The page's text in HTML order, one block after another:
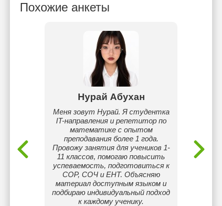
Похожие анкеты
Нурай Абухан
Меня зовут Нурай. Я студентка
IT-направления и репетитор по
математике с опытом
преподавания более 1 года.
Провожу занятия для учеников 1-
11 классов, помогаю повысить
успеваемость, подготовиться к
СОР, СОЧ и ЕНТ. Объясняю
материал доступным языком и
подбираю индивидуальный подход
к каждому ученику.
язык
с
общий